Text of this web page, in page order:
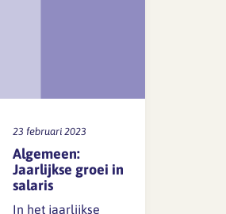
23 februari 2023
Algemeen:
Jaarlijkse groei in
salaris
In het jaarlijkse